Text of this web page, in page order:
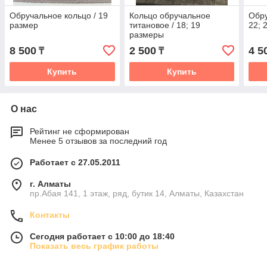
Обручальное кольцо / 19
размер
8 500 ₸
Купить
Кольцо обручальное
титановое / 18; 19
размеры
2 500₸
Купить
22;
4
О нас
Рейтинг не сформирован
Менее 5 отзывов за последний год
Работает с 27.05.2011
г. Алматы
пр.Абая 141, 1 этаж, ряд, бутик 14, Алматы, Казахстан
Контакты
Сегодня работает с 10:00 до 18:40
Показать весь график работы